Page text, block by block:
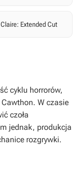
Claire: Extended Cut
cyklu horrorów,
W czasie
czoła
jednak, produkcja
rozgrywki.